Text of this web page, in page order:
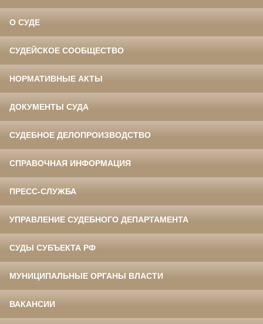
О СУДЕ
СУДЕЙСКОЕ СООБЩЕСТВО
НОРМАТИВНЫЕ АКТЫ
ДОКУМЕНТЫ СУДА
СУДЕБНОЕ ДЕЛОПРОИЗВОДСТВО
СПРАВОЧНАЯ ИНФОРМАЦИЯ
ПРЕСС-СЛУЖБА
УПРАВЛЕНИЕ СУДЕБНОГО ДЕПАРТАМЕНТА
СУДЫ СУБЪЕКТА РФ
МУНИЦИПАЛЬНЫЕ ОРГАНЫ ВЛАСТИ
ВАКАНСИИ